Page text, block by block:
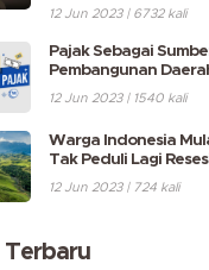
12 Jun 2023 | 6732 kali
Pajak Sebagai
Pembangunan
12 Jun 2023 | 1540 kali
Warga Indonesia
Tak Peduli Lagi
12 Jun 2023 | 724 kali
Terbaru